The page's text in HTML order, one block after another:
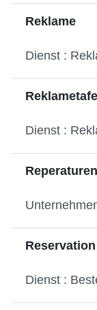
Reklame
Dienst :
Dienst :
Reperaturen
Reservation
Dienst :